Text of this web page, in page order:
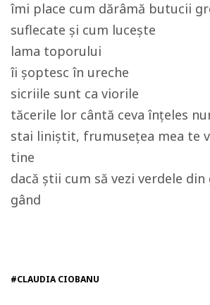
îmi place cum dărâmă butucii
suflecate și cum lucește
lama toporului
îi șoptesc în ureche
sicriile sunt ca viorile
tăcerile lor cântă ceva înțeles
stai liniștit, frumusețea mea te
tine
dacă știi cum să vezi verdele
gând
#CLAUDIA CIOBANU